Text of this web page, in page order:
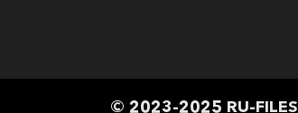
© 2023-2025 RU-FILES